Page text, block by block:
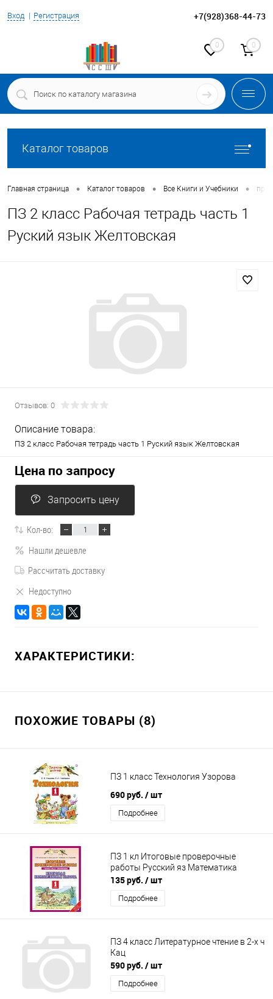
Вход Регистрация +7(928)368-44-73
0 0
Каталог товаров
Главная страница • Каталог товаров • Все Книги и Учебники •
ПЗ 2 класс Рабочая тетрадь часть 1
Руский язык Желтовская
Отзывов: 0
Описание товара:
ПЗ 2 класс Рабочая тетрадь часть 1 Руский язык Желтовская
Цена по запросу
Запросить цену
Кол-во:
Нашли дешевле
Рассчитать доставку
Недоступно
ХАРАКТЕРИСТИКИ:
ПОХОЖИЕ ТОВАРЫ (8)
ПЗ 1 класс Технология Узорова
690 руб. / шт
Подробнее
ПЗ 1 кл Итоговые проверочные
работы Русский яз Математика
135 руб. / шт
Подробнее
ПЗ 4 класс Литературное чтение в 2-х ч
Кац
590 руб. / шт
Подробнее